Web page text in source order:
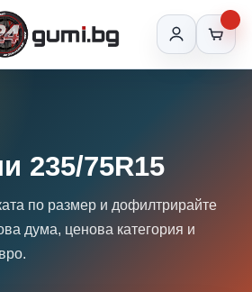
235/75R15
по размер и дофилтрирайте
дума, ценова категория и